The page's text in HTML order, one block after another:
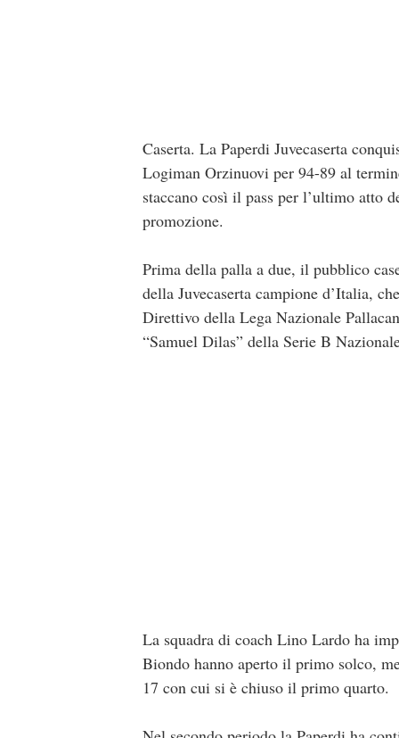
Caserta. La Paperdi Juvecaserta
Logiman Orzinuovi per 94-89 al
staccano così il pass per l’ultimo atto
promozione.
Prima della palla a due, il pubblico
della Juvecaserta campione d’Italia,
Direttivo della Lega Nazionale
“Samuel Dilas” della Serie B
La squadra di coach Lino Lardo ha
Biondo hanno aperto il primo solco,
17 con cui si è chiuso il primo quarto.